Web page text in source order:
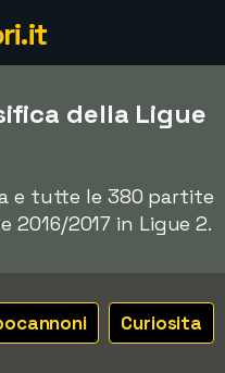
della Ligue
e tutte le 380 partite
2017 in Ligue 2.
Curiosita